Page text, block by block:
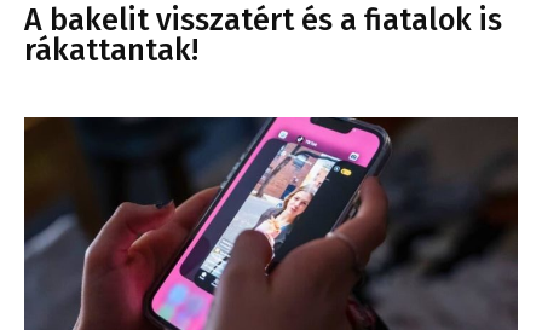
A bakelit visszatért és a fiatalok is
rákattantak!